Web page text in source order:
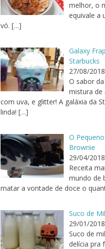
melhor, o
equivale a
vó. […]
Galaxy
Starbucks
27/08/2018
O sabor
mistura de
com uva, e glitter! A galáxia da
linda! […]
O
Brownie
29/04/2018
Receita
mundo de
matar a vontade de doce o
Suco de
29/01/2018
Suco de
delícia pra